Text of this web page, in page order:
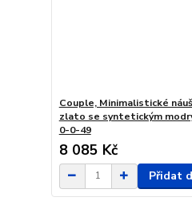
Couple, Minimalistické
zlato se syntetickým
0-0-49
8 085 Kč
Přidat